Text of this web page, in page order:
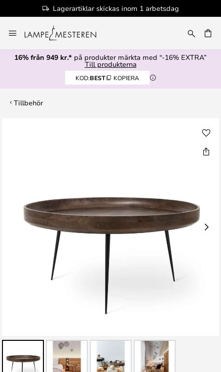
Lagerartiklar skickas inom 1 arbetsdag
till
innehållet
16% från 949 kr.* på produkter märkta med “-16% EXTRA”
Till produkterna
KOD:BEST KOPIERA
Tillbehör